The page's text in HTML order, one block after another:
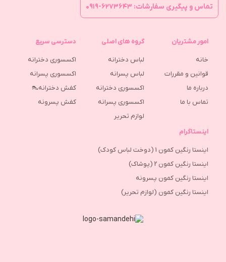
تماس و پیگیری سفارشات: ۶۲۷۳۶۴۳-۰۹۱۹
امور مشتریان
خانه
قوانین و مقررات
درباره ما
تماس با ما
گروه های اصلی
لباس دخترانه
لباس پسرانه
اکسسوری دخترانه
اکسسوری پسرانه
لوازم تحریر
دسترسی سریع
اکسسوری دخترانه
اکسسوری پسرانه
کفش دخترانه👠
كفش پسرونه
اینستاگرام
اینستا رنگین کمون 1 (دوخت لباس کودک)
اینستا رنگین کمون 2 (پوشاک)
اینستا رنگین کمون پسرونه
اینستا رنگین کمون (لوازم تحریر)